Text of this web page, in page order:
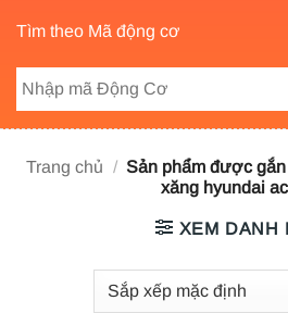
Tìm theo Mã động cơ
Trang chủ / Sản phẩm được
xăng hyundai
XEM DANH